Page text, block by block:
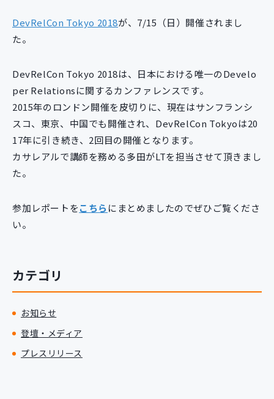
研修サービス
新規開発サービス
パッケージ開発
導入事例
イベント・セミナー
採用情報
DevRelCon Tokyo 2018が、7/15（日）開催されまし
た。
DevRelCon Tokyo 2018は、日本における唯一のDevelo
per Relationsに関するカンファレンスです。
2015年のロンドン開催を皮切りに、現在はサンフランシ
スコ、東京、中国でも開催され、DevRelCon Tokyoは20
17年に引き続き、2回目の開催となります。
カサレアルで講師を務める多田がLTを担当させて頂きまし
た。
参加レポートをこちら にまとめましたのでぜひご覧くださ
い。
カテゴリ
お知らせ
登壇・メディア
プレスリリース